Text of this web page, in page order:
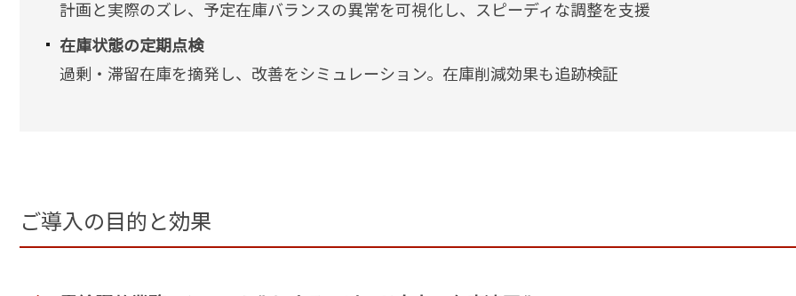
計画と実際のズレ、予定在庫バランスの異常を可視化し、スピーディな調整を支援
在庫状態の定期点検
過剰・滞留在庫を摘発し、改善をシミュレーション。在庫削減効果も追跡検証
ご導入の目的と効果